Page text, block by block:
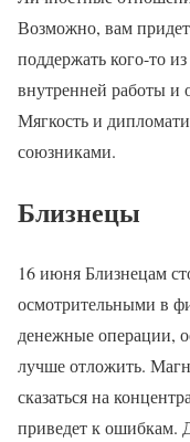
Возможно, вам
поддержать кого-то
внутренней работы и
Мягкость и
союзниками.
Близнецы
16 июня Близнецам
осмотрительными в
денежные операции,
лучше отложить.
сказаться на
приведет к ошибкам.